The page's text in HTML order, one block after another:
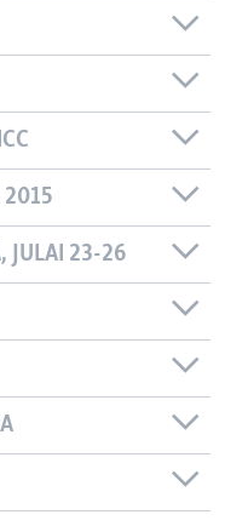
2015
JULAI 23-26